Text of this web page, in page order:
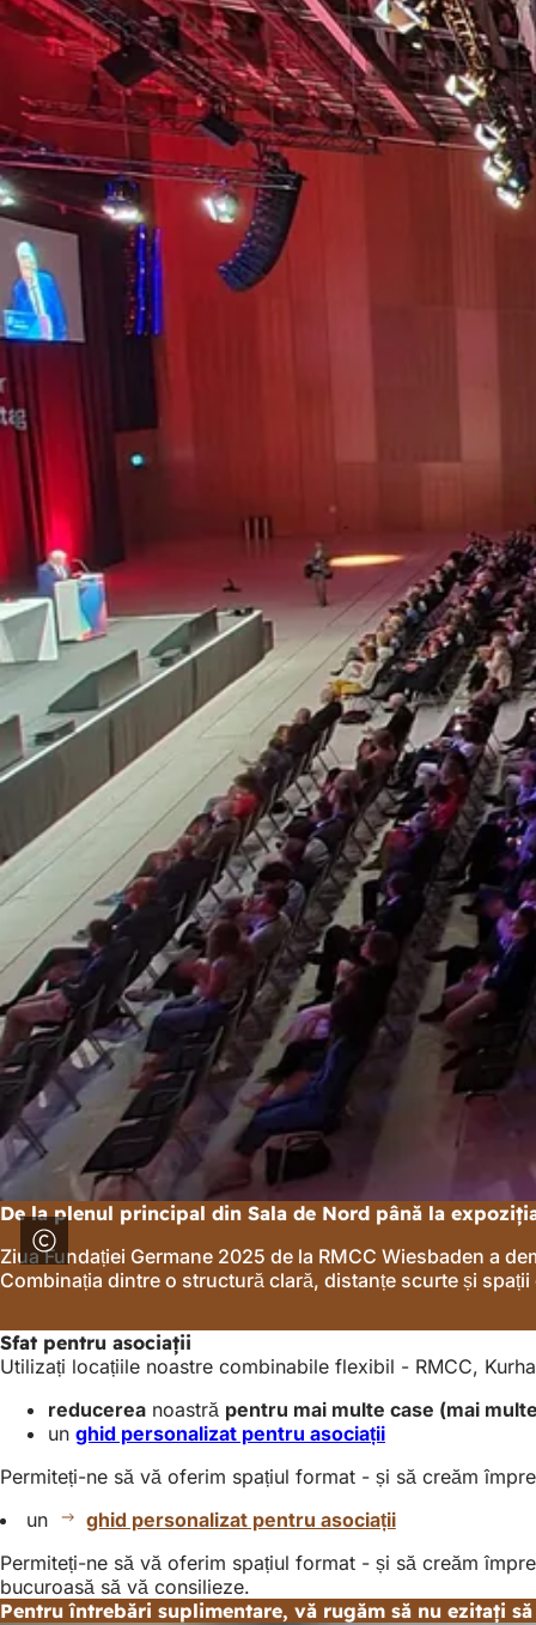
De la plenul principal din Sala de Nord până la
Ziua Fundației Germane 2025 de la RMCC Wiesbaden a
Combinația dintre o structură clară, distanțe scurte și
Sfat pentru asociații
Utilizați locațiile noastre combinabile flexibil - RMCC,
reducerea noastră pentru mai multe case (mai
un ghid personalizat pentru asociații
Permiteți-ne să vă oferim spațiul format - și să creăm
un
ghid personalizat pentru asociații
Permiteți-ne să vă oferim spațiul format - și să creăm
bucuroasă să vă consilieze.
Pentru întrebări suplimentare, vă rugăm să nu ezitați